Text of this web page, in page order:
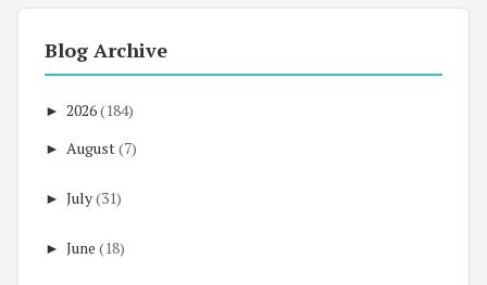
Blog Archive
► 2026(184)
► August(7)
► July(31)
► June (18)